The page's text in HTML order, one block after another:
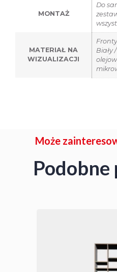
MONTAŻ
Do
MATERIAŁ NA
WIZUALIZACJI
Biały
Może